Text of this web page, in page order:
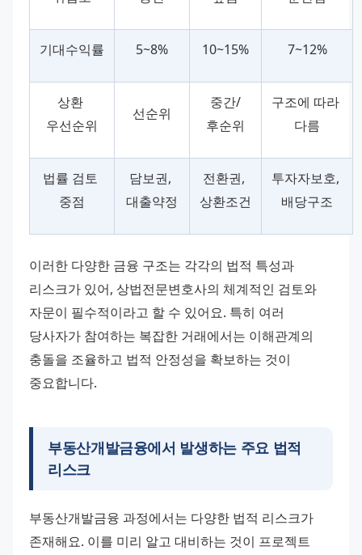
기대수익률 5~8% 10~15% 7~12%
상환
우선순위
선순위
중간/
후순위
구조에 따라
다름
법률 검토
중점
담보권,
대출약정
전환권,
상환조건
투자자보호,
배당구조
이러한 다양한 금융 구조는 각각의 법적 특성과
리스크가 있어, 상법전문변호사의 체계적인 검토와
자문이 필수적이라고 할 수 있어요. 특히 여러
당사자가 참여하는 복잡한 거래에서는 이해관계의
충돌을 조율하고 법적 안정성을 확보하는 것이
중요합니다.
부동산개발금융에서 발생하는 주요 법적
리스크
부동산개발금융 과정에서는 다양한 법적 리스크가
존재해요. 이를 미리 알고 대비하는 것이 프로젝트